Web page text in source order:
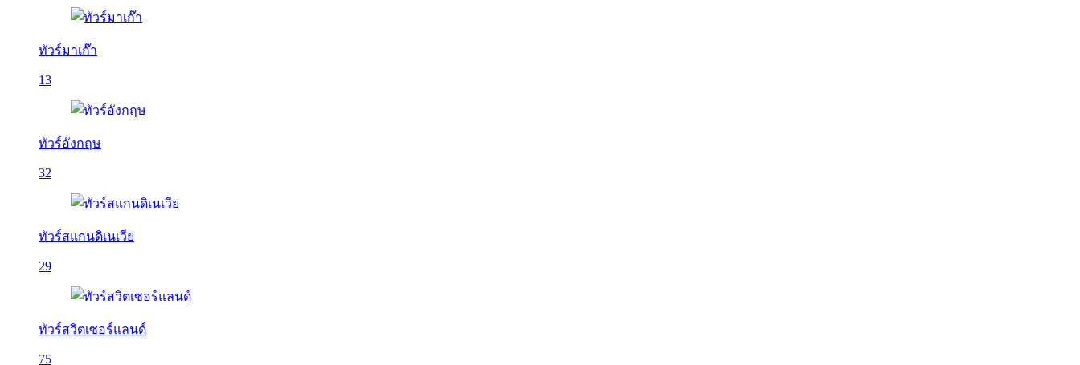
ทัวร์มาเก๊า
13
ทัวร์อังกฤษ
32
ทัวร์สแกนดิเนเวีย
29
ทัวร์สวิตเซอร์แลนด์
75